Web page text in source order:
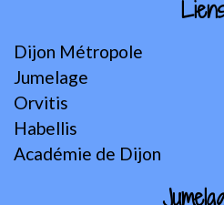
Dijon Métropole
Jumelage
Orvitis
Habellis
Académie de Dijon